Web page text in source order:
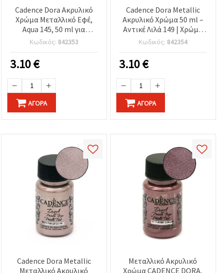
Cadence Dora Ακρυλικό
Χρώμα Μεταλλικό Εφέ,
Aqua 145, 50 ml για
χειροτεχνίες & DIY
Κωδικός: 842353
3.10€
ΑΓΟΡΆ
Cadence Dora Metallic
Ακρυλικό Χρώμα 50 ml –
Αντικέ Λιλά 149 | Χρώμα
Χειροτεχνίας με
Μεταλλικό Φινίρισμα για
κατασκευές DIY & χόμπι
Κωδικός: 842354
3.10€
ΑΓΟΡΆ
Cadence Dora Metallic
Μεταλλικό Ακρυλικό
Μεταλλικό Ακρυλικό
Χρώμα CADENCE DORA,